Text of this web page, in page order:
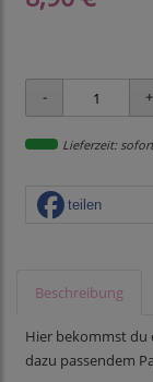
Lieferzeit: sofort
teilen
Beschreibung
Hier bekommst du
dazu passendem